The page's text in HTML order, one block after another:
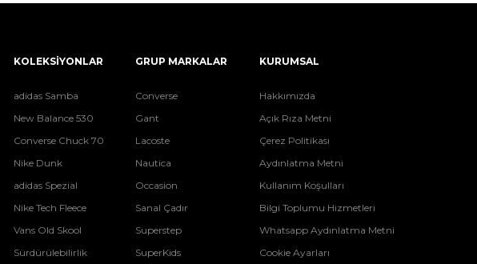
KOLEKSİYONLAR
adidas Samba
New Balance 530
Converse Chuck 70
Nike Dunk
adidas Spezial
Nike Tech Fleece
Vans Old Skool
Sürdürülebilirlik
GRUP MARKALAR
Converse
Gant
Lacoste
Nautica
Occasion
Sanal Çadır
Superstep
SuperKids
KURUMSAL
Hakkımızda
Açık Rıza Metni
Çerez Politikası
Aydınlatma Metni
Kullanım Koşulları
Bilgi Toplumu Hizmetleri
Whatsapp Aydınlatma Metni
Cookie Ayarları